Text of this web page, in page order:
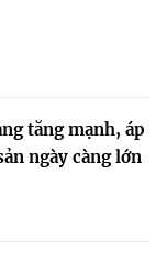
tăng mạnh, áp
ngày càng lớn